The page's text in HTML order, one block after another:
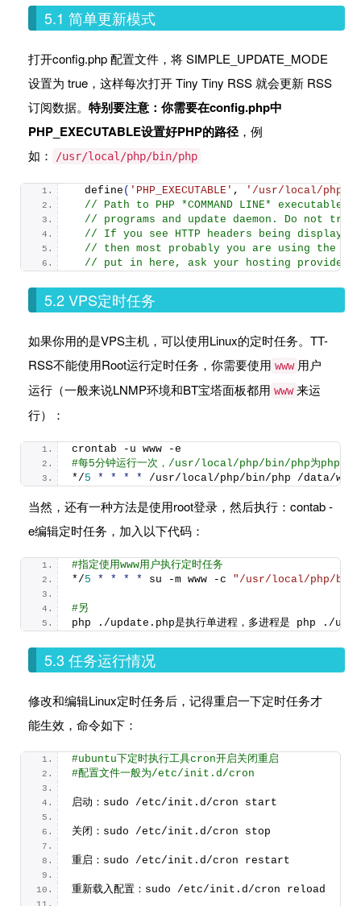
5.1 简单更新模式
打开config.php 配置文件，将 SIMPLE_UPDATE_MODE
设置为 true，这样每次打开 Tiny Tiny RSS 就会更新 RSS
订阅数据。 特别要注意：你需要在config.php中
PHP_EXECUTABLE设置好PHP的路径 ，例
如：
/usr/local/php/bin/php
define ( 'PHP_EXECUTABLE' ,
'/usr/local/php/
// Path to PHP *COMMAND LINE*
// programs and update daemon. Do not
// If you see HTTP headers being
// then most probably you are using the
// put in here, ask your hosting provider.
5.2 VPS定时任务
如果你用的是VPS主机，可以使用Linux的定时任务。TT-
RSS不能使用Root运行定时任务，你需要使用 www 用户
运行（一般来说LNMP环境和BT宝塔面板都用 www 来运
行）：
crontab -u www -e
#每5分钟运行一次，/usr/local/php/bin/php为php命令
*/5 * * * * /usr/local/php/bin/php /data/
当然，还有一种方法是使用root登录，然后执行：contab -
e编辑定时任务，加入以下代码：
#指定使用www用户执行定时任务
*/5 * * * * su -m www -c "/usr/local/php/bin/
#另
php ./update. php是执行单进程，多进程是 php ./
5.3 任务运行情况
修改和编辑Linux定时任务后，记得重启一下定时任务才
能生效，命令如下：
#ubuntu下定时执行工具cron开启关闭重启
#配置文件一般为/etc/init.d/cron
启动：sudo /etc/init.d /cron start
关闭：sudo /etc/init.d /cron stop
重启：sudo /etc/init.d /cron restart
重新载入配置：sudo /etc/init.d /cron reload